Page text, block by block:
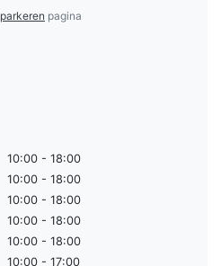
parkeren pagina
10:00 - 18:00
10:00 - 18:00
10:00 - 18:00
10:00 - 18:00
10:00 - 18:00
10:00 - 17:00